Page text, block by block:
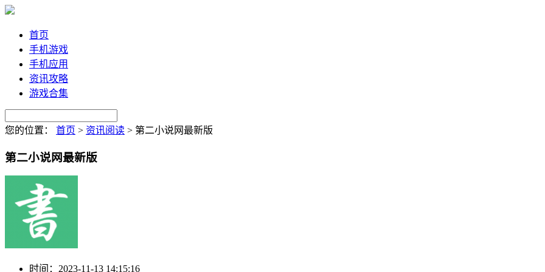
首页
手机游戏
手机应用
资讯攻略
游戏合集
您的位置： 首页 > 资讯阅读 > 第二小说网最新版
第二小说网最新版
时间： 2023-11-13 14:15:16